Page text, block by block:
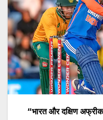
“भारत और दक्षिण